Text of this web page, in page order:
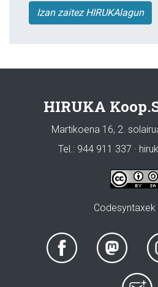
Izan zaitez HIRUKAlagun
HIRUKA
Martikoena 16, 2.
Tel.: 944 911 337 ·
Codesyntaxek